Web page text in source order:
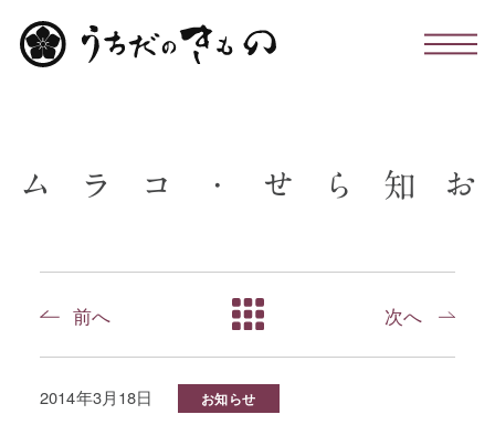
店舗のこと
お
知
ら
せ
・
コ
ラ
ム
前へ 次へ
2014年3月18日 お知らせ